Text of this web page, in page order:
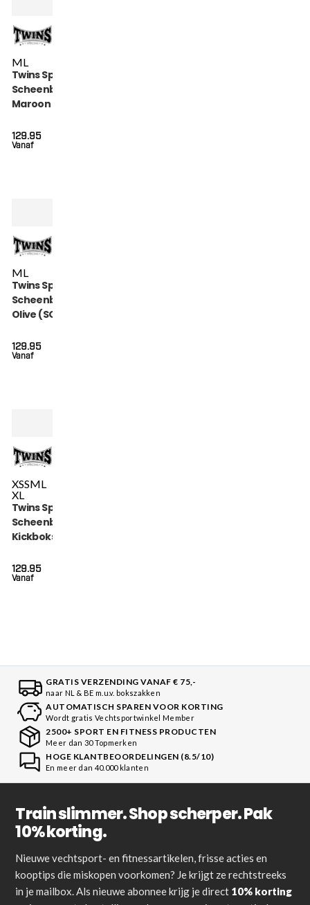
ML
Twins Special
Scheenbeschermers
Maroon (SGL 7
Vanaf
129.95
ML
Twins Special
Scheenbeschermers
Olive (SGL 7 OLIVE)
Vanaf
129.95
XSSML
XL
Twins Special
Scheenbeschermers
Kickboksen (SGL 7
Vanaf
129.95
GRATIS VERZENDING VANAF € 75,-
naar NL & BE m.u.v. bokszakken
AUTOMATISCH SPAREN VOOR KORTING
Wordt gratis Vechtsportwinkel Member
2500+ SPORT EN FITNESS PRODUCTEN
Meer dan 30 Topmerken
HOGE KLANTBEOORDELINGEN (8.5/10)
En meer dan 40.000 klanten
Train slimmer. Shop scherper. Pak
10% korting.
Nieuwe vechtsport- en fitnessartikelen, frisse acties en
kooptips die miskopen voorkomen? Je krijgt ze rechtstreeks
in je mailbox. Als nieuwe abonnee krijg je direct 10% korting